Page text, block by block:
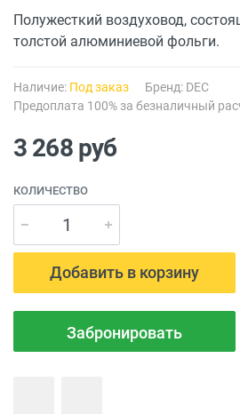
Полужесткий воздуховод,
толстой алюминиевой фольги.
Наличие: Под заказ Бренд: DEC
Предоплата 100% за безналичный
3 268руб
КОЛИЧЕСТВО
Добавить в корзину
Забронировать